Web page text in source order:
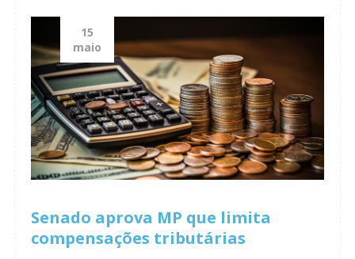
15
maio
Senado aprova MP que limita
compensações tributárias